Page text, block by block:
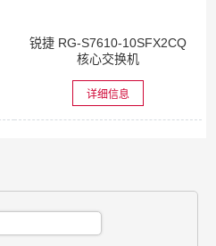
锐捷 RG-S7610-10SFX2CQ
核心交换机
详细信息